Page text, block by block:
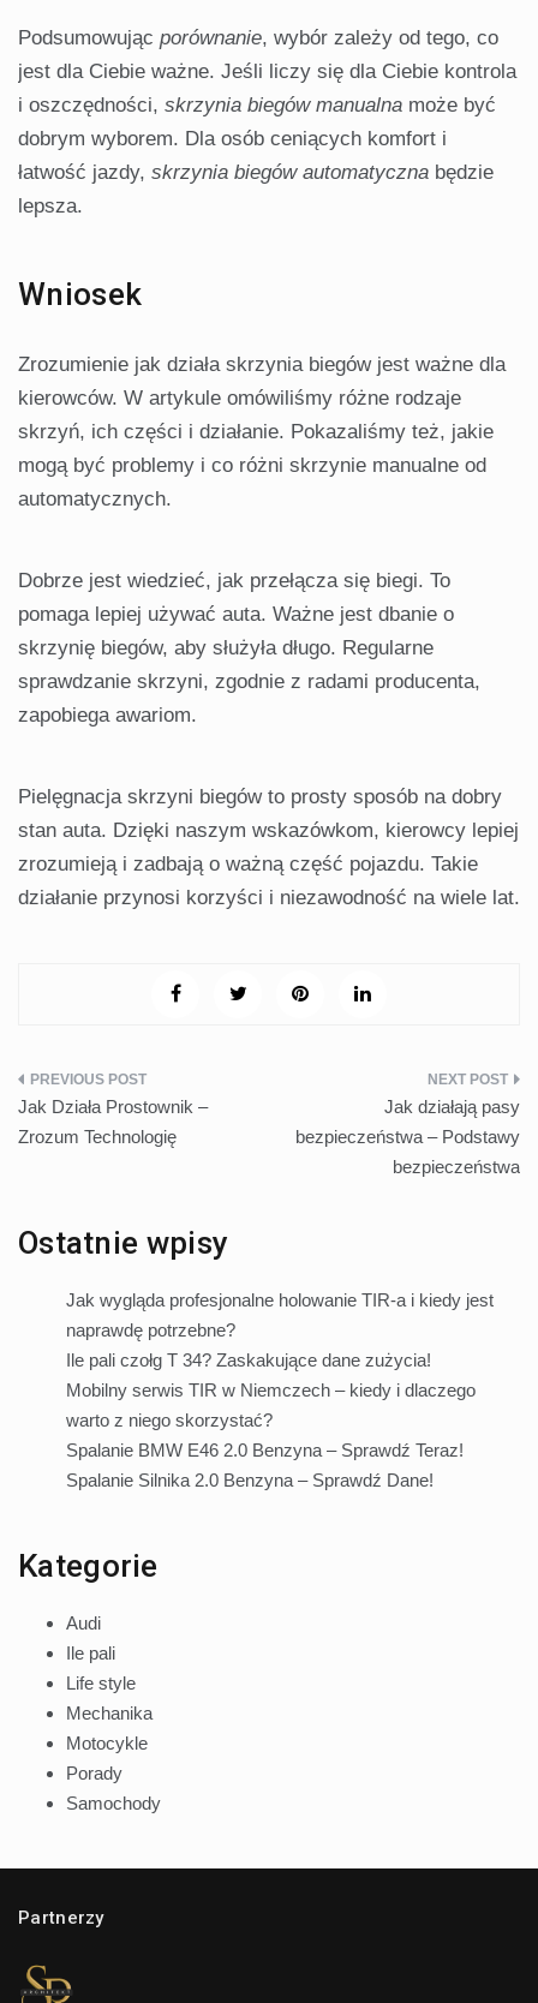
Podsumowując porównanie, wybór zależy od tego, co
jest dla Ciebie ważne. Jeśli liczy się dla Ciebie kontrola
i oszczędności, skrzynia biegów manualna może być
dobrym wyborem. Dla osób ceniących komfort i
łatwość jazdy, skrzynia biegów automatyczna będzie
lepsza.
Wniosek
Zrozumienie jak działa skrzynia biegów jest ważne dla
kierowców. W artykule omówiliśmy różne rodzaje
skrzyń, ich części i działanie. Pokazaliśmy też, jakie
mogą być problemy i co różni skrzynie manualne od
automatycznych.
Dobrze jest wiedzieć, jak przełącza się biegi. To
pomaga lepiej używać auta. Ważne jest dbanie o
skrzynię biegów, aby służyła długo. Regularne
sprawdzanie skrzyni, zgodnie z radami producenta,
zapobiega awariom.
Pielęgnacja skrzyni biegów to prosty sposób na dobry
stan auta. Dzięki naszym wskazówkom, kierowcy lepiej
zrozumieją i zadbają o ważną część pojazdu. Takie
działanie przynosi korzyści i niezawodność na wiele lat.
Nawigacja
wpisu
Jak Działa Prostownik –
Zrozum Technologię
Jak działają pasy
bezpieczeństwa – Podstawy
bezpieczeństwa
Ostatnie wpisy
Jak wygląda profesjonalne holowanie TIR-a i kiedy jest
naprawdę potrzebne?
Ile pali czołg T 34? Zaskakujące dane zużycia!
Mobilny serwis TIR w Niemczech – kiedy i dlaczego
warto z niego skorzystać?
Spalanie BMW E46 2.0 Benzyna – Sprawdź Teraz!
Spalanie Silnika 2.0 Benzyna – Sprawdź Dane!
Kategorie
Audi
Ile pali
Life style
Mechanika
Motocykle
Porady
Samochody
Partnerzy